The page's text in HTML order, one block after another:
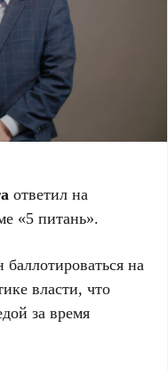
ответил на
«5 питань».
на
власти, что
за время